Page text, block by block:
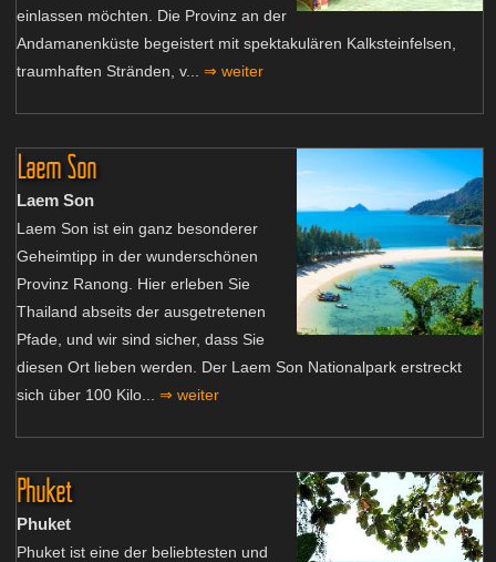
einlassen möchten. Die Provinz an der
Andamanenküste begeistert mit spektakulären Kalksteinfelsen,
traumhaften Stränden, v... ⇒ weiter
Laem Son
Laem Son
Laem Son ist ein ganz besonderer
Geheimtipp in der wunderschönen
Provinz Ranong. Hier erleben Sie
Thailand abseits der ausgetretenen
Pfade, und wir sind sicher, dass Sie
diesen Ort lieben werden. Der Laem Son Nationalpark erstreckt
sich über 100 Kilo... ⇒ weiter
Phuket
Phuket
Phuket ist eine der beliebtesten und